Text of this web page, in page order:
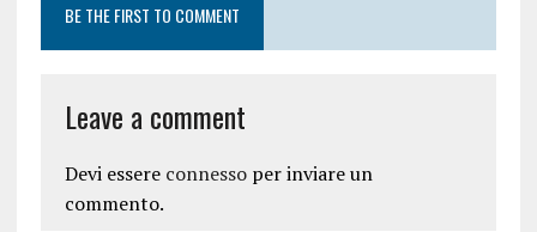
BE THE FIRST TO COMMENT
Leave a comment
Devi essere connessoper inviare un
commento.